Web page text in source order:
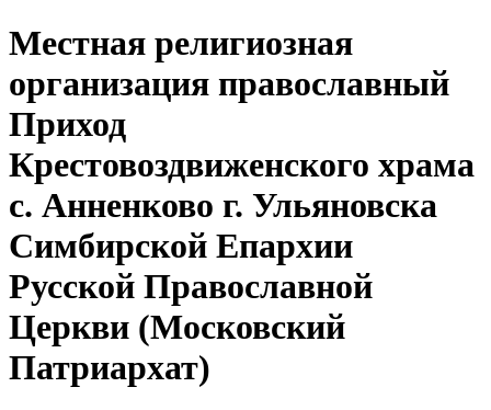
Местная религиозная
организация православный
Приход
Крестовоздвиженского храма
с. Анненково г. Ульяновска
Симбирской Епархии
Русской Православной
Церкви (Московский
Патриархат)